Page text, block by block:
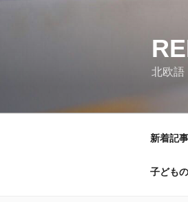
北欧
新着記事
子ども